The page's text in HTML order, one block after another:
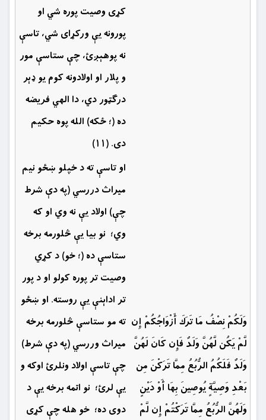
كړى وصيت پوره شي او
پورونه يې وركړاى شي، تاسې
نه پوهېږئ، چې ستاسې مور
و پلار او اولادونه كوم يو ډېر
درګټور دي، دا الهي فريضه
ده (؛ ځکه) الله پوه حكيم
دى. (۱۱)
وَلَكُمْ نِصْفُ مَا تَرَكَ أَزْوَاجُكُمْ إِن
لَّمْ يَكُن لَّهُنَّ وَلَدٌ فَإِن كَانَ لَهُنَّ
وَلَدٌ فَلَكُمُ الرُّبُعُ مِمَّا تَرَكْنَ مِن
بَعْدِ وَصِيَّةٍ يُوصِينَ بِهَا أَوْ دَيْنٍ
وَلَهُنَّ الرُّبُعُ مِمَّا تَرَكْتُمْ إِن لَّمْ
او تاسې ته د خپلو ښځو نيم
ميراث دررسي (په دې شرط
چې) اولاد يې نه وي او كه
وي؛ نو بيا یې څلورمه برخه
ستاسې ده (؛ خو) د كړي
وصيت تر پوره كولو او د پور
تر اداېنې یې روسته. او ښځو
ته مو ستاسې څلورمه برخه
ميراث وررسي (په دې شرط)
چې تاسې اولاد ونلرئ اوكه و
يې لرئ؛ نو اتمه برخه يې د
دوى ده؛ خو هله چې كړى